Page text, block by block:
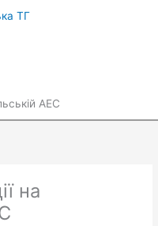
АЕС
на